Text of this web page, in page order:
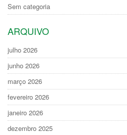
Sem categoria
ARQUIVO
julho 2026
junho 2026
março 2026
fevereiro 2026
janeiro 2026
dezembro 2025